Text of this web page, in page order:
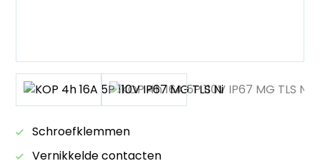
Schroefklemmen
Vernikkelde contacten